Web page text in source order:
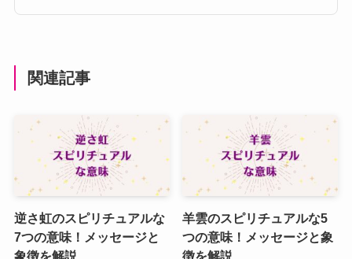
関連記事
逆さ虹のスピリチュアルな
7つの意味！メッセージと
羊雲のスピリチュアルな5
つの意味！メッセージと象